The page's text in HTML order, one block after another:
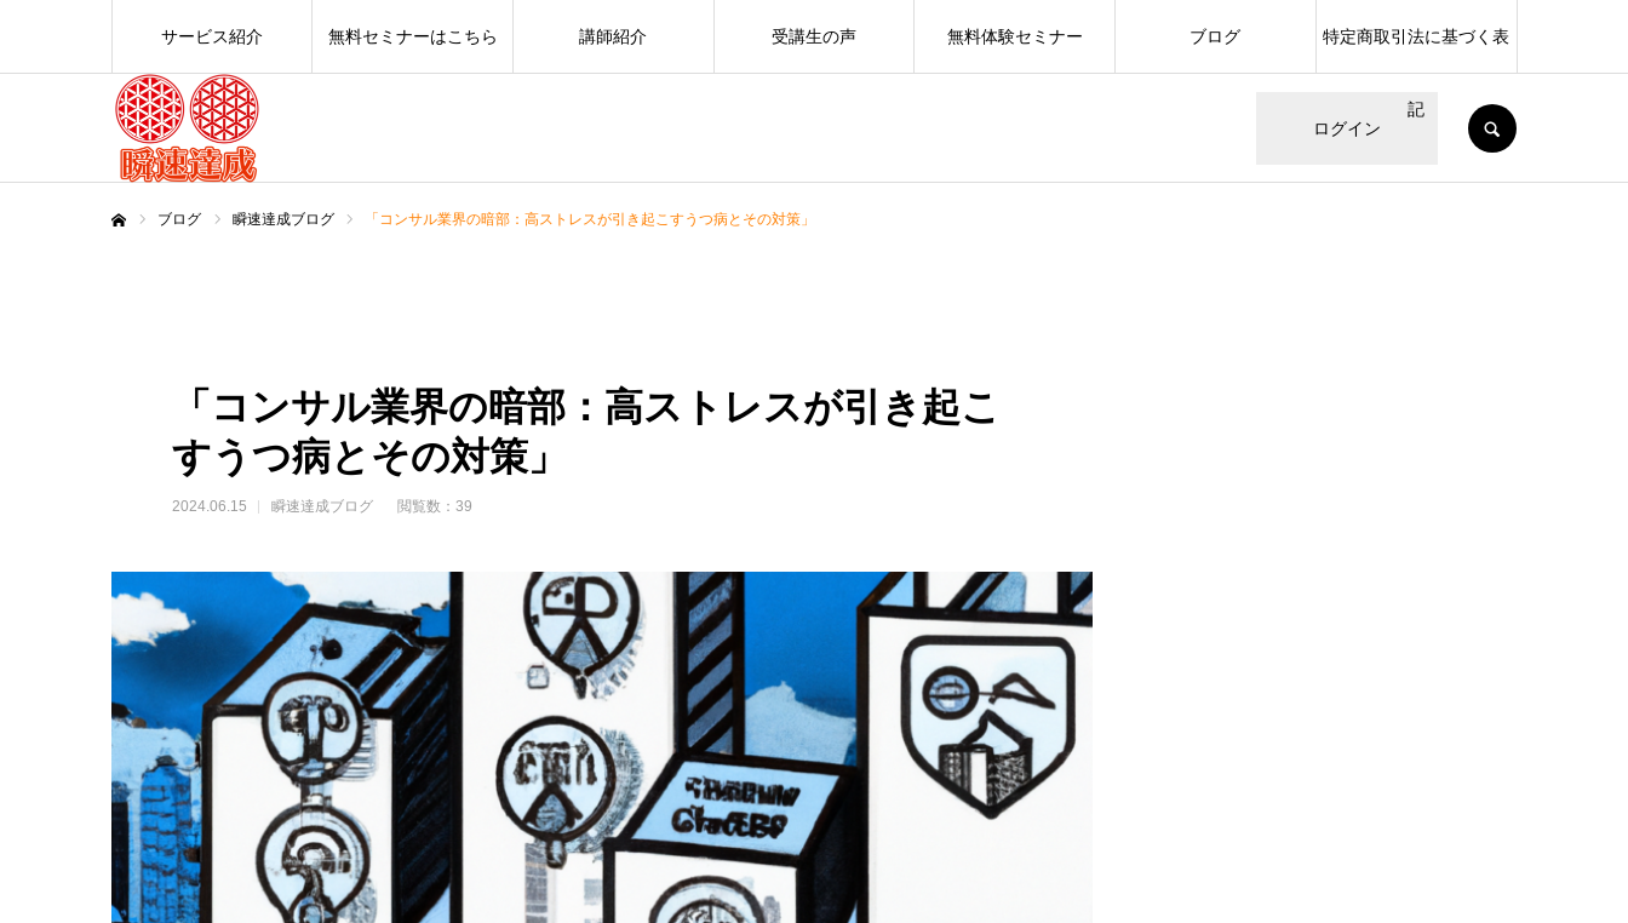
ログイン
サービス紹介 無料セミナーはこちら 講師紹介 受講生の声 無料体験セミナー ブログ 特定商取引法に基づく表
記
ブログ 瞬速達成ブログ 「コンサル業界の暗部：高ストレスが引き起こすうつ病とその対策」
「コンサル業界の暗部：高ストレスが引き起こ
すうつ病とその対策」
2024.06.15 瞬速達成ブログ 閲覧数：39